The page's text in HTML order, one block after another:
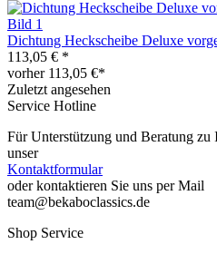
Dichtung Heckscheibe Deluxe
113,05 € *
vorher 113,05 €*
Zuletzt angesehen
Service Hotline
Für Unterstützung und Beratung zu
unser
Kontaktformular
oder kontaktieren Sie uns per Mail
team@bekaboclassics.de
Shop Service